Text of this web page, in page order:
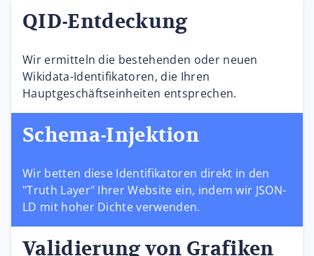
QID-Entdeckung
Wir ermitteln die bestehenden oder neuen
Wikidata-Identifikatoren, die Ihren
Hauptgeschäftseinheiten entsprechen.
Schema-Injektion
Wir betten diese Identifikatoren direkt in den
"Truth Layer" Ihrer Website ein, indem wir JSON-
LD mit hoher Dichte verwenden.
Validierung von Grafiken